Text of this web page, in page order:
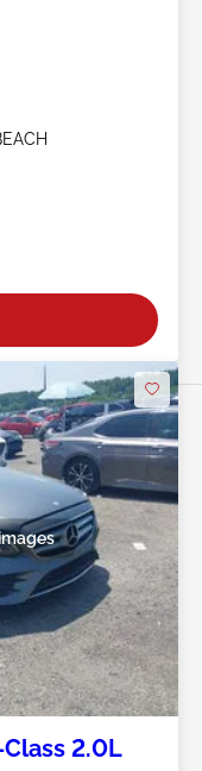
Class 2.0L